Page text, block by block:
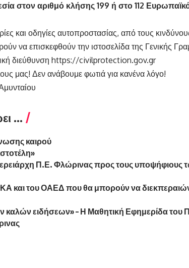
στον αριθμό κλήσης 199 ή στο 112
και οδηγίες αυτοπροστασίας, από τους
να επισκεφθούν την ιστοσελίδα της Γενικής
διεύθυνση https://civilprotection.gov.gr
μας! Δεν ανάβουμε φωτιά για κανένα λόγο!
...
καιρού
Π.Ε. Φλώρινας προς τους υποψήφιους
και του ΟΑΕΔ που θα μπορούν να
καλών ειδήσεων» – Η Μαθητική Εφημερίδα του